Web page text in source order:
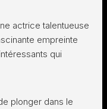
actrice talentueuse
empreinte
qui
plonger dans le